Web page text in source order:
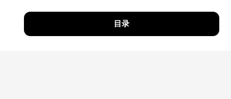
目录